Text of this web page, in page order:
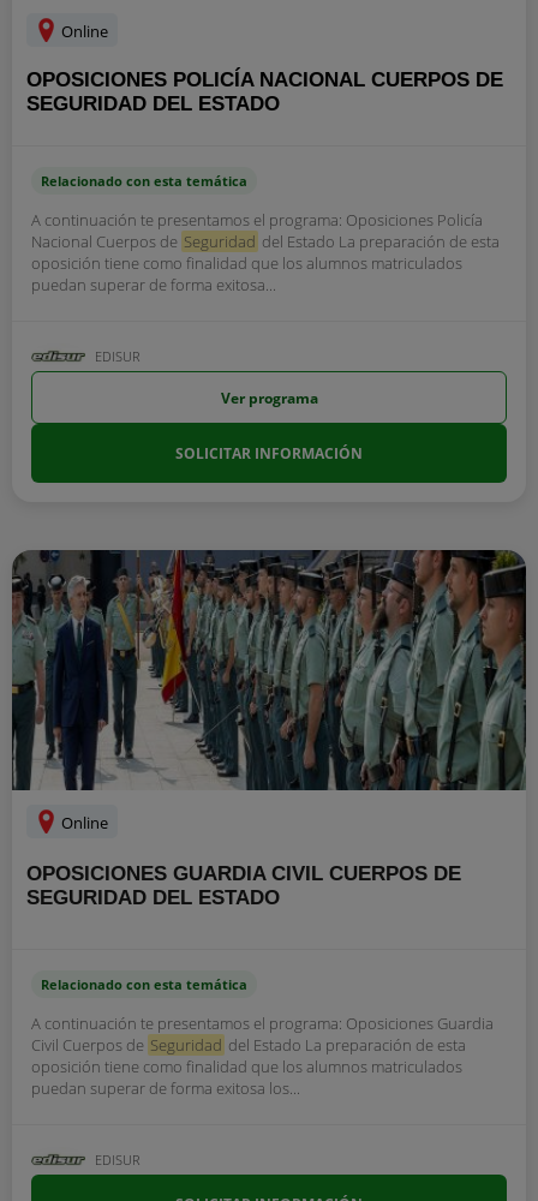
Online
OPOSICIONES POLICÍA NACIONAL CUERPOS DE
SEGURIDAD DEL ESTADO
Relacionado con esta temática
A continuación te presentamos el programa: Oposiciones Policía
Nacional Cuerpos de Seguridad del Estado La preparación de esta
oposición tiene como finalidad que los alumnos matriculados
puedan superar de forma exitosa...
EDISUR
Ver programa
SOLICITAR INFORMACIÓN
Online
OPOSICIONES GUARDIA CIVIL CUERPOS DE
SEGURIDAD DEL ESTADO
Relacionado con esta temática
A continuación te presentamos el programa: Oposiciones Guardia
Civil Cuerpos de Seguridad del Estado La preparación de esta
oposición tiene como finalidad que los alumnos matriculados
puedan superar de forma exitosa los...
EDISUR